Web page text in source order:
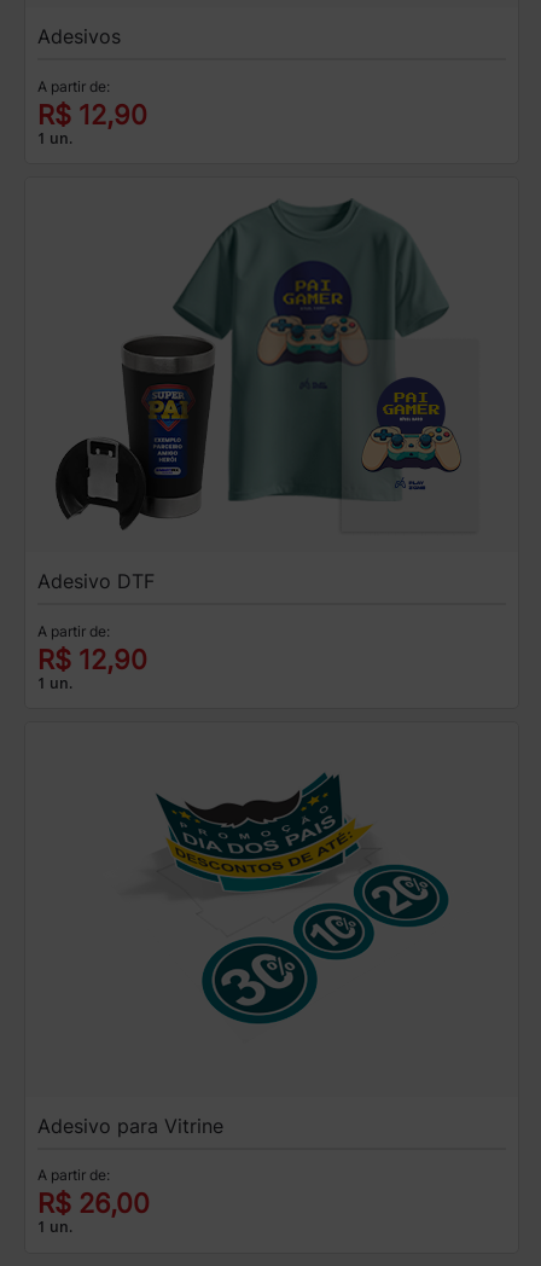
Adesivos
A partir de:
R$ 12,90
1 un.
Adesivo DTF
A partir de:
R$ 12,90
1 un.
Adesivo para Vitrine
A partir de:
R$ 26,00
1 un.